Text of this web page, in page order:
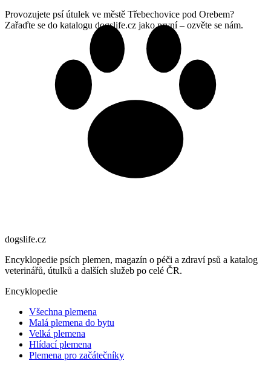
Provozujete psí útulek ve městě Třebechovice pod Orebem?
Zařaďte se do katalogu dogslife.cz jako první – ozvěte se nám.
dogslife.cz
Encyklopedie psích plemen, magazín o péči a zdraví psů a katalog
veterinářů, útulků a dalších služeb po celé ČR.
Encyklopedie
Všechna plemena
Malá plemena do bytu
Velká plemena
Hlídací plemena
Plemena pro začátečníky